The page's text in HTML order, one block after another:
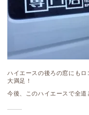
ハイエースの後ろの窓にもロ
大満足！
今後、このハイエースで全道